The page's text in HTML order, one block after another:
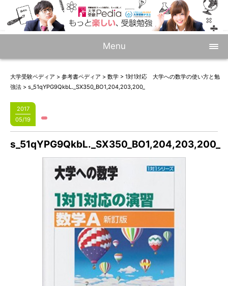
Menu
大学受験ペディア > 参考書ペディア > 数学 > 1対1対応 大学への数学の使い方と勉
強法 > s_51qYPG9QkbL._SX350_BO1,204,203,200_
2017
05/19
s_51qYPG9QkbL._SX350_BO1,204,203,200_